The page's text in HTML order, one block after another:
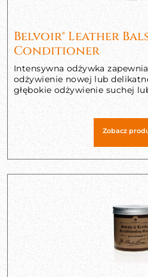
Belvoir® Leather
Conditioner
Intensywna odżywka
odżywienie nowej lub
głębokie odżywienie suchej
Zobacz